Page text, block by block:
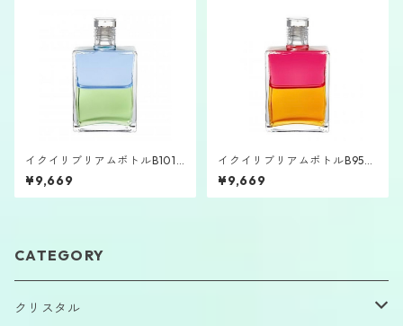
イクイリブリアムボトルB101
「大天使ヨフィエル」
¥9,669
イクイリブリアムボトルB95
「大天使ガブリエル」
¥9,669
CATEGORY
クリスタル